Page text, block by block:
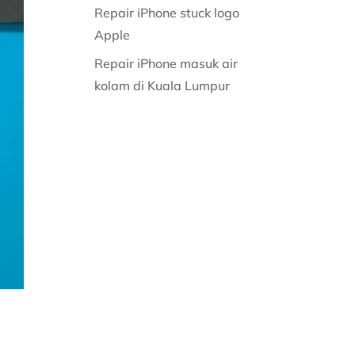
Repair iPhone stuck logo
Apple
Repair iPhone masuk air
kolam di Kuala Lumpur